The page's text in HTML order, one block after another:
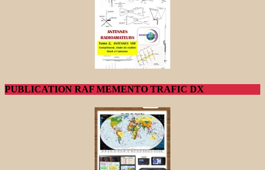
PUBLICATION RAF MEMENTO TRAFIC DX